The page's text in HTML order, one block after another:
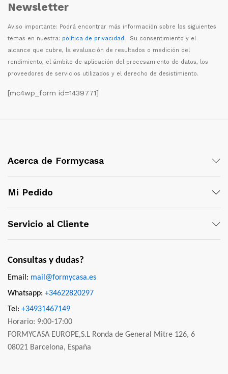
Newsletter
Aviso importante: Podrá encontrar más información sobre los siguientes
temas en nuestra: política de privacidad. Su consentimiento y el
alcance que cubre, la evaluación de resultados o medición del
rendimiento, el ámbito de aplicación del procesamiento de datos, los
proveedores de servicios utilizados y el derecho de desistimiento.
[mc4wp_form id=1439771]
Acerca de Formycasa
Mi Pedido
Servicio al Cliente
Consultas y dudas?
Email: mail@formycasa.es
Whatsapp: +34622820297
Tel: +34931467149
Horario: 9:00-17:00
FORMYCASA EUROPE,S.L Ronda de General Mitre 126, 6
08021 Barcelona, España